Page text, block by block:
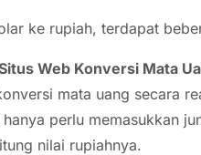
ke rupiah, terdapat
Web Konversi Mata
mata uang secara
perlu memasukkan
nilai rupiahnya.